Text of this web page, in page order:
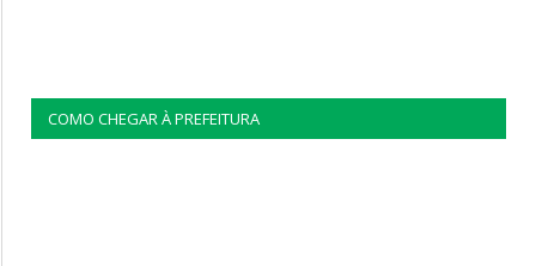
COMO CHEGAR À PREFEITURA